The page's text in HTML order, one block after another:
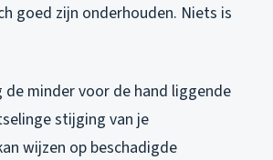
goed zijn onderhouden. Niets is
de minder voor de hand liggende
stijging van je
wijzen op beschadigde